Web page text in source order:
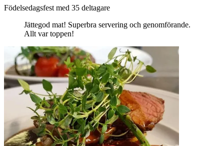
Födelsedagsfest med 35 deltagare
Jättegod mat! Superbra servering och genomförande.
Allt var toppen!